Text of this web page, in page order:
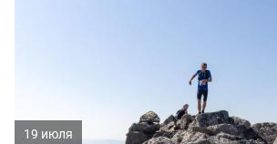
19 июля